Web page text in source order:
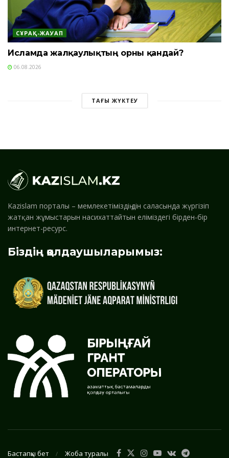
СҰРАҚ-ЖАУАП
Исламда жалқаулықтың орны қандай?
06.08.2026
ТАҒЫ ЖҮКТЕУ
Kazislam порталы – мемлекетіміздің дін саласында жүргізіп
жатқан жұмыстарын насихаттайтын еліміздегі бірден-бір
интернет-ресурс.
Біздің қолдаушыларымыз:
Бастапқы бет Жоба туралы